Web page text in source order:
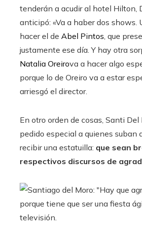
tenderán a acudir al hotel Hilton,
anticipó: «Va a haber dos shows.
hacer el de Abel Pintos , que
justamente ese día. Y hay otra
Natalia Oreirova a hacer algo
porque lo de Oreiro va a estar
arriesgó el director.
En otro orden de cosas, Santi Del
pedido especial a quienes suban
recibir una estatuilla: que sean
respectivos discursos de